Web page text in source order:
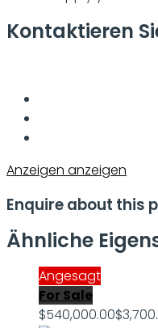
Kontaktieren
Anzeigen anzeigen
Enquire about this
Ähnliche
Angesagt
For Sale
$540,000.00